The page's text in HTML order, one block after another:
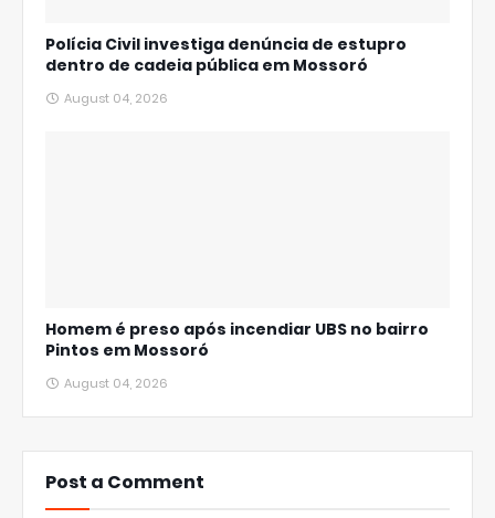
Polícia Civil investiga denúncia de estupro
dentro de cadeia pública em Mossoró
August 04, 2026
Homem é preso após incendiar UBS no bairro
Pintos em Mossoró
August 04, 2026
Post a Comment